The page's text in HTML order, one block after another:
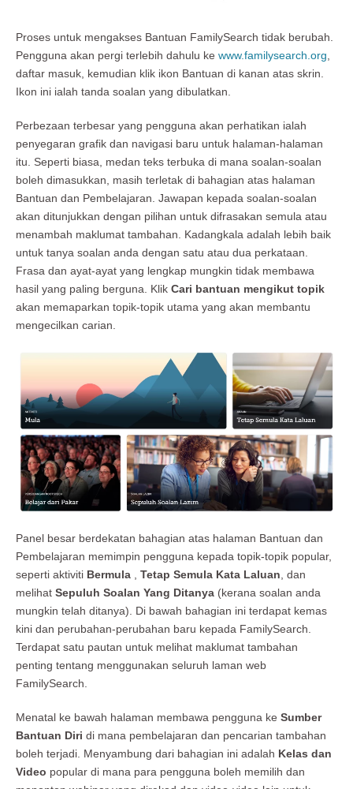
Proses untuk mengakses Bantuan FamilySearch tidak berubah.
Pengguna akan pergi terlebih dahulu ke www.familysearch.org
daftar masuk, kemudian klik ikon Bantuan di kanan atas skrin.
Ikon ini ialah tanda soalan yang dibulatkan.
Perbezaan terbesar yang pengguna akan perhatikan ialah
penyegaran grafik dan navigasi baru untuk halaman-halaman
itu. Seperti biasa, medan teks terbuka di mana soalan-soalan
boleh dimasukkan, masih terletak di bahagian atas halaman
Bantuan dan Pembelajaran. Jawapan kepada soalan-soalan
akan ditunjukkan dengan pilihan untuk difrasakan semula atau
menambah maklumat tambahan. Kadangkala adalah lebih baik
untuk tanya soalan anda dengan satu atau dua perkataan.
Frasa dan ayat-ayat yang lengkap mungkin tidak membawa
hasil yang paling berguna. Klik Cari bantuan mengikut topik
akan memaparkan topik-topik utama yang akan membantu
mengecilkan carian.
Panel besar berdekatan bahagian atas halaman Bantuan dan
Pembelajaran memimpin pengguna kepada topik-topik popular,
seperti aktiviti Bermula Tetap Semula Kata Laluan , dan
melihat Sepuluh Soalan Yang Ditanya (kerana soalan anda
mungkin telah ditanya). Di bawah bahagian ini terdapat kemas
kini dan perubahan-perubahan baru kepada FamilySearch.
Terdapat satu pautan untuk melihat maklumat tambahan
penting tentang menggunakan seluruh laman web
FamilySearch.
Menatal ke bawah halaman membawa pengguna ke Sumber
Bantuan Diri di mana pembelajaran dan pencarian tambahan
boleh terjadi. Menyambung dari bahagian ini adalah Kelas dan
Video popular di mana para pengguna boleh memilih dan